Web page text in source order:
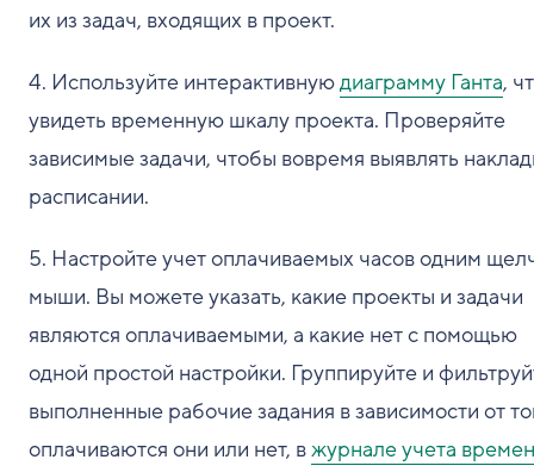
их из задач, входящих в проект.
4. Используйте интерактивнуюдиаграмму Ганта,
увидеть временную шкалу проекта. Проверяйте
зависимые задачи, чтобы вовремя выявлять
расписании.
5. Настройте учет оплачиваемых часов одним
мыши. Вы можете указать, какие проекты и задачи
являются оплачиваемыми, а какие нет с помощью
одной простой настройки. Группируйте и
выполненные рабочие задания в зависимости от
оплачиваются они или нет, вжурнале учета